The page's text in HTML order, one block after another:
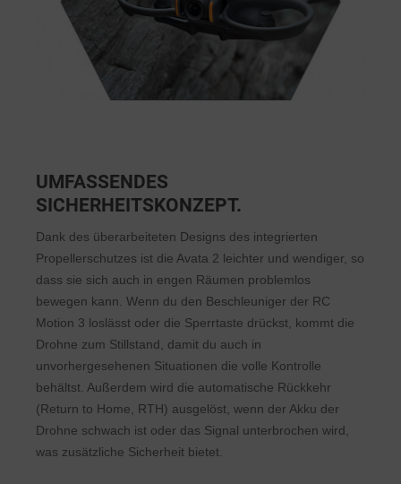
UMFASSENDES
SICHERHEITSKONZEPT.
Dank des überarbeiteten Designs des integrierten
Propellerschutzes ist die Avata 2 leichter und wendiger, so
dass sie sich auch in engen Räumen problemlos
bewegen kann. Wenn du den Beschleuniger der RC
Motion 3 loslässt oder die Sperrtaste drückst, kommt die
Drohne zum Stillstand, damit du auch in
unvorhergesehenen Situationen die volle Kontrolle
behältst. Außerdem wird die automatische Rückkehr
(Return to Home, RTH) ausgelöst, wenn der Akku der
Drohne schwach ist oder das Signal unterbrochen wird,
was zusätzliche Sicherheit bietet.